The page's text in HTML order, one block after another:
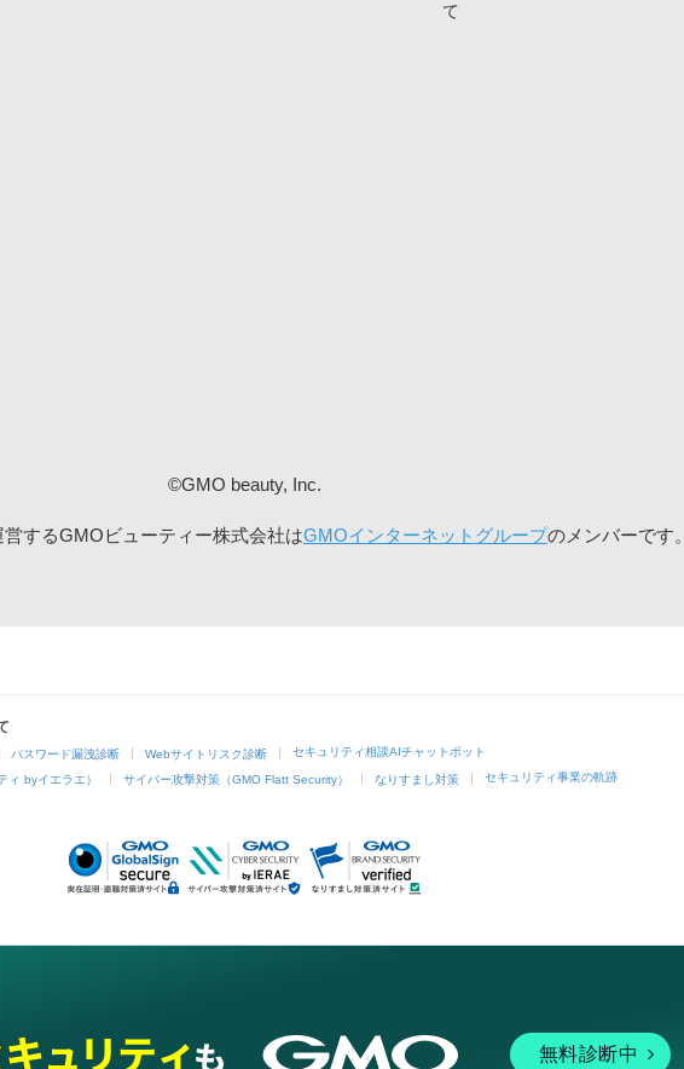
て
©GMO beauty, Inc.
営するGMOビューティー株式会社はGMOインターネットグループのメンバーです。
パスワード漏洩診断 Webサイトリスク診断 セキュリティ相談AIチャットボット
ィ byイエラエ） サイバー攻撃対策（GMO Flatt Security） なりすまし対策 セキュリティ事業の軌跡
無料診断中